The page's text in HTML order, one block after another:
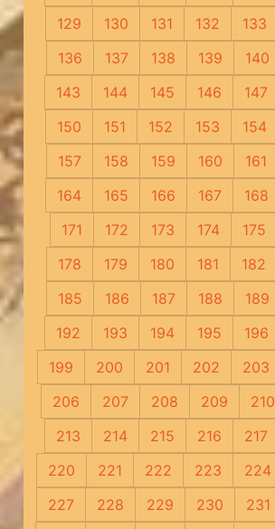
129
130 131 132 133
136
137 138 139 140
143
144 145 146 147
150
151 152 153 154
157
158 159 160 161
164
165 166 167 168
171
172 173 174 175
178
179 180 181 182
185
186 187 188 189
192
193 194 195 196
199
200 201 202 203
206
207 208 209 210
213
214 215 216 217
220
221 222 223 224
227
228 229 230 231